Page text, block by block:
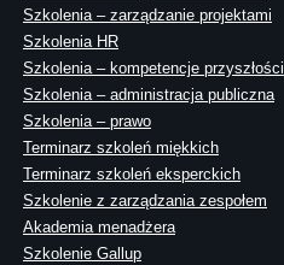
Szkolenia – zarządzanie projektami
Szkolenia HR
Szkolenia – kompetencje przyszłości
Szkolenia – administracja publiczna
Szkolenia – prawo
Terminarz szkoleń miękkich
Terminarz szkoleń eksperckich
Szkolenie z zarządzania zespołem
Akademia menadżera
Szkolenie Gallup